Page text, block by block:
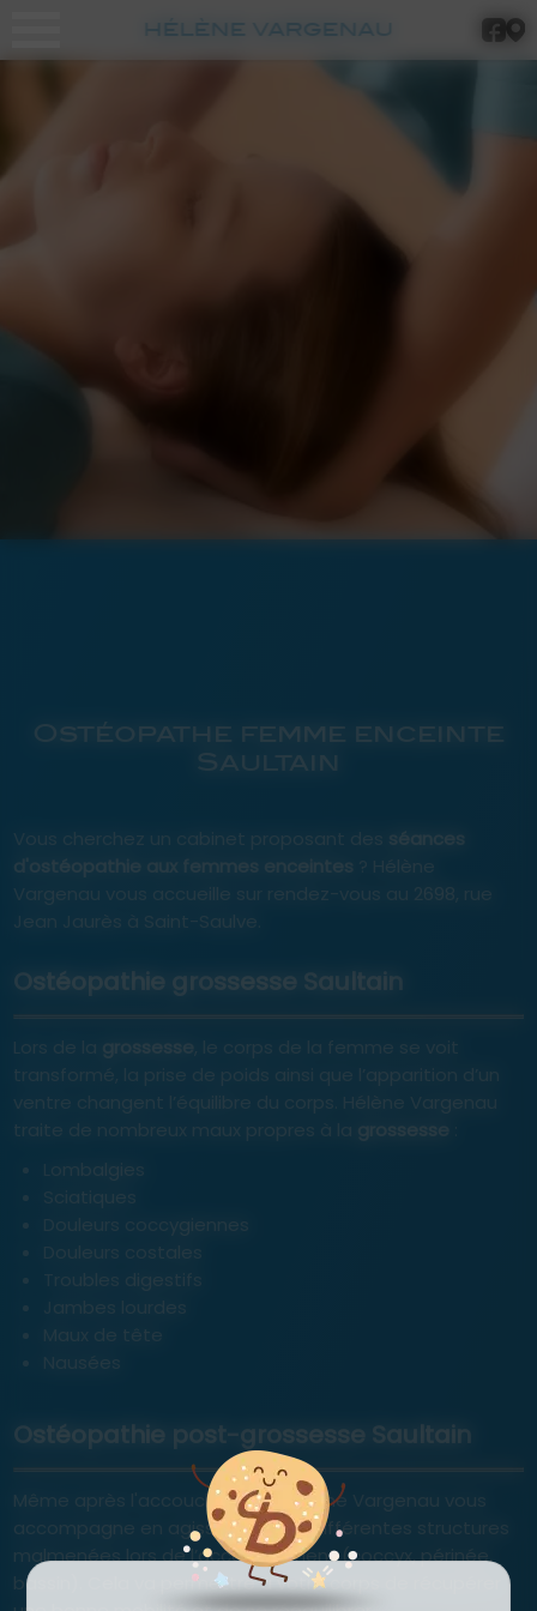
Panneau de gestion des cookies
HÉLÈNE VARGENAU
Ostéopathe femme enceinte
Saultain
Vous cherchez un cabinet proposant des séances
d'ostéopathie aux femmes enceintes
Vargenau vous accueille sur rendez-vous au 2698, rue
Ostéopathie grossesse Saultain
Lors de la grossesse, le corps de la femme se voit
transformé, la prise de poids ainsi que l’apparition d’un
ventre changent l’équilibre du corps. Hélène Vargenau
traite de nombreux maux propres à la grossesse
Lombalgies
Douleurs coccygiennes
Troubles digestifs
Ostéopathie post-grossesse Saultain
Même après l'accouchement, Hélène Vargenau vous
accompagne en agissant sur les différentes structures
malmenées lors de l’accouchement (coccyx, périnée,
bassin). Cela va permettre à votre corps de récupérer